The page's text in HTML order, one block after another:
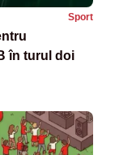
Sport
în turul doi